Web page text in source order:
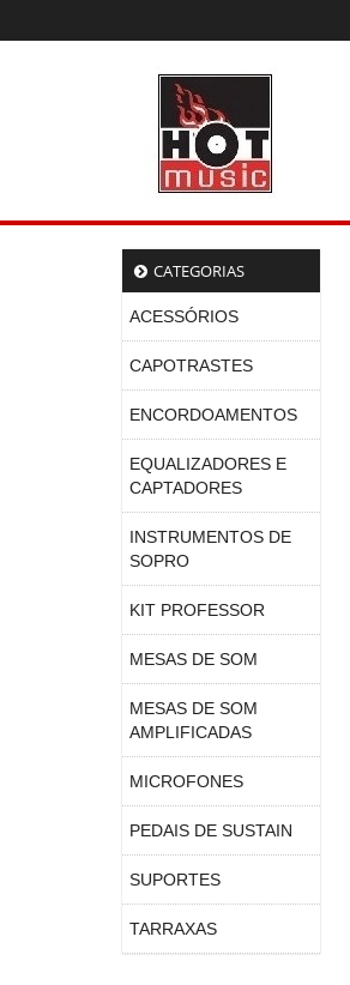
CATEGORIAS
ACESSÓRIOS
CAPOTRASTES
ENCORDOAMENTOS
EQUALIZADORES E
CAPTADORES
INSTRUMENTOS DE
SOPRO
KIT PROFESSOR
MESAS DE SOM
MESAS DE SOM
AMPLIFICADAS
MICROFONES
PEDAIS DE SUSTAIN
SUPORTES
TARRAXAS